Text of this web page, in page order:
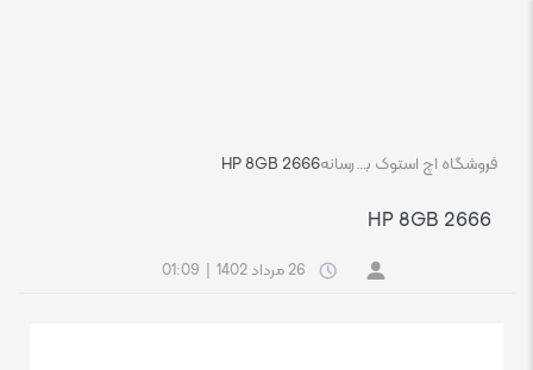
فروشگاه اچ استوک بازار انلاین تجهیزات کامپیوتر استوکرسانهHP 8GB 2666
HP 8GB 2666
26 مرداد 1402 01:09